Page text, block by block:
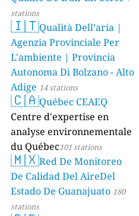
stations
🇮🇹Qualità Dell’aria |
Agenzia Provinciale Per
L'ambiente | Provincia
Autonoma Di Bolzano - Alto
Adige 14 stations
🇨🇦Québec CEAEQ
Centre d'expertise en
analyse environnementale
du Québec101 stations
🇲🇽Red De Monitoreo
De Calidad Del AireDel
Estado De Guanajuato 180
stations